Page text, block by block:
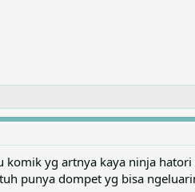
komik yg artnya kaya ninja
punya dompet yg bisa